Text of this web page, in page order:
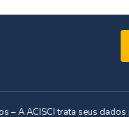
– A ACISCI trata seus